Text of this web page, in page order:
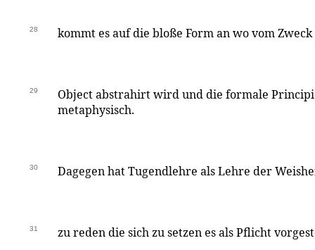
28 kommt es auf die bloße Form an wo vom
29
Object abstrahirt wird und die formale
metaphysisch.
30 Dagegen hat Tugendlehre als Lehre der
31 zu reden die sich zu setzen es als Pflicht